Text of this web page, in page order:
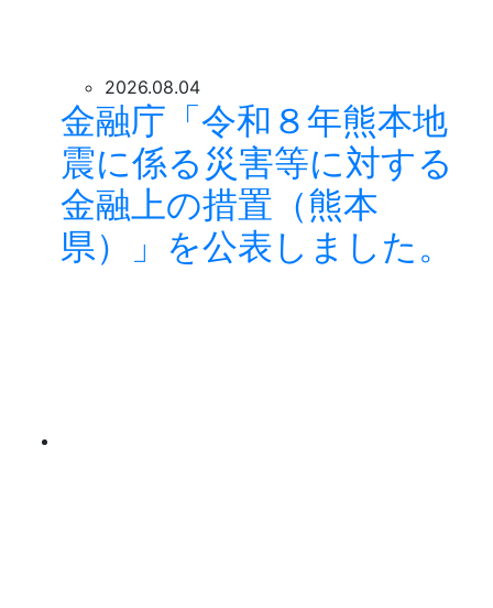
2026.08.04
金融庁「令和８年熊本地
震に係る災害等に対する
金融上の措置（熊本
県）」を公表しました。